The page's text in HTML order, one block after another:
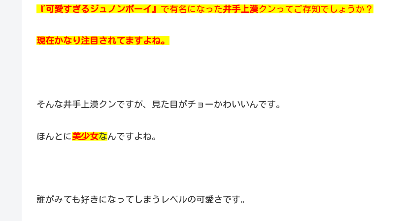
『可愛すぎるジュノンボーイ 』で有名になった井手上漠クンってご存知でしょうか？
現在かなり注目されてますよね。
そんな井手上漠クンですが、見た目がチョーかわいいんです。
ほんとに美少女なんですよね。
誰がみても好きになってしまうレベルの可愛さです。